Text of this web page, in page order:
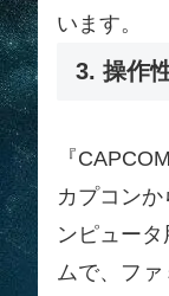
います。
3. 操作
『
カプコン
ンピュー
ムで、フ